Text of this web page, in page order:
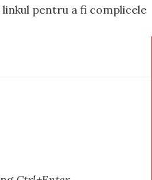
pentru a fi complicele